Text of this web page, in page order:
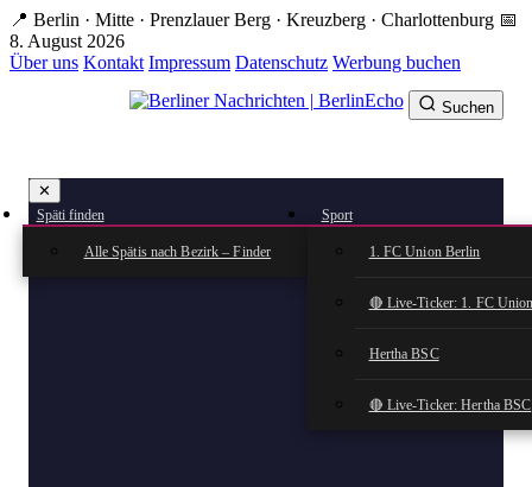
Zum
Hauptinhalt
springen
📍 Berlin · Mitte · Prenzlauer Berg · Kreuzberg · Charlottenburg 📅
8. August 2026
Über uns Kontakt Impressum Datenschutz Werbung buchen
✕
Späti finden
Alle Spätis nach Bezirk – Finder
Sport
1. FC Union Berlin
🔴 Live-Ticker: 1. FC
Hertha BSC
🔴 Live-Ticker: Hertha BSC
Suchen